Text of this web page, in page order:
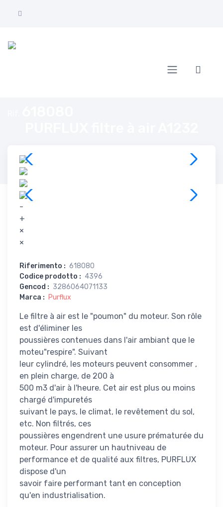
-
+
×
×
Riferimento : 618080
Codice prodotto : 4396
Gencod : 3286064071133
Marca : Purflux
Le filtre à air est le "poumon" du moteur. Son rôle
est d'éliminer les
poussières contenues dans l'air ambiant que le
moteu"respire". Suivant
leur cylindré, les moteurs peuvent consommer ,
en plein charge, de 200 à
500 m3 d'air à l'heure. Cet air est plus ou moins
chargé d'impuretés
suivant le pays, le climat, le revêtement du sol,
etc. Non filtrés, ces
poussières engendrent une usure prématurée du
moteur. Pour assurer un hautniveau de
performance et de qualité aux filtres, PURFLUX
dispose d'un
savoir faire performant tant en conception
qu'en industrialisation.